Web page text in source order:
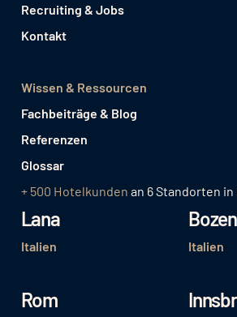
Recruiting & Jobs
Kontakt
Wissen & Ressourcen
Fachbeiträge & Blog
Referenzen
Glossar
+ 500 Hotelkunden an 6 Standorten in
Lana
Italien
Bozen
Italien
Rom